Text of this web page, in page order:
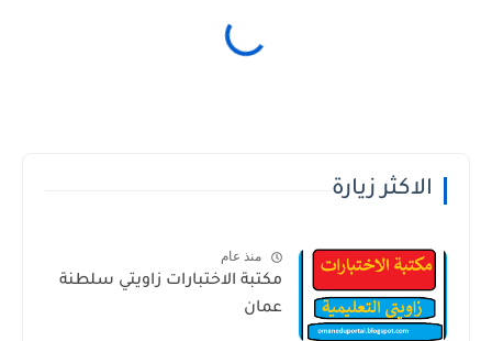
الاكثر زيارة
منذ عام
مكتبة الاختبارات زاويتي سلطنة
عمان